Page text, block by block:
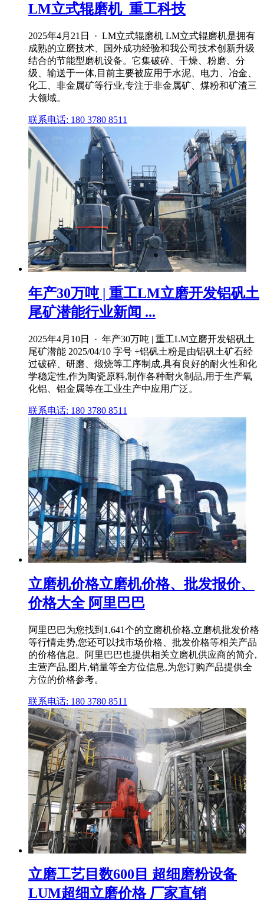
LM立式辊磨机_重工科技
2025年4月21日 · LM立式辊磨机 LM立式辊磨机是拥有
成熟的立磨技术、国外成功经验和我公司技术创新升级
结合的节能型磨机设备。它集破碎、干燥、粉磨、分
级、输送于一体,目前主要被应用于水泥、电力、冶金、
化工、非金属矿等行业,专注于非金属矿、煤粉和矿渣三
大领域。
联系电话: 180 3780 8511
年产30万吨 | 重工LM立磨开发铝矾土
尾矿潜能行业新闻 ...
2025年4月10日 · 年产30万吨 | 重工LM立磨开发铝矾土
尾矿潜能 2025/04/10 字号 +铝矾土粉是由铝矾土矿石经
过破碎、研磨、煅烧等工序制成,具有良好的耐火性和化
学稳定性,作为陶瓷原料,制作各种耐火制品,用于生产氧
化铝、铝金属等在工业生产中应用广泛。
联系电话: 180 3780 8511
立磨机价格立磨机价格、批发报价、
价格大全 阿里巴巴
阿里巴巴为您找到1,641个的立磨机价格,立磨机批发价格
等行情走势,您还可以找市场价格、批发价格等相关产品
的价格信息。阿里巴巴也提供相关立磨机供应商的简介,
主营产品,图片,销量等全方位信息,为您订购产品提供全
方位的价格参考。
联系电话: 180 3780 8511
立磨工艺目数600目 超细磨粉设备
LUM超细立磨价格 厂家直销